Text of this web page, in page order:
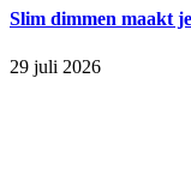
Slim dimmen maakt
29 juli 2026